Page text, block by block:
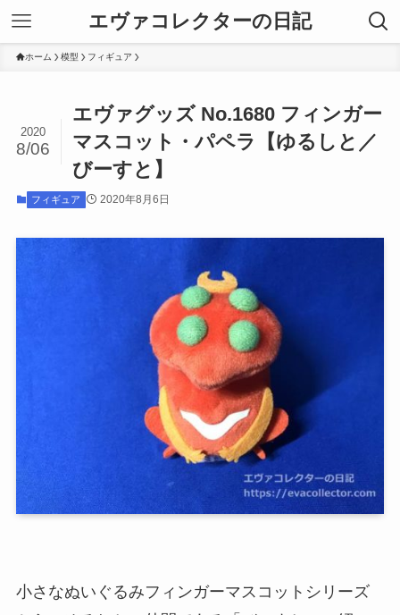
エヴァコレクターの日記
ホーム 模型 フィギュア
エヴァグッズ No.1680 フィンガー
マスコット・パペラ【ゆるしと／
びーすと】
2020
8/06
フィギュア 2020年8月6日
小さなぬいぐるみフィンガーマスコットシリーズ